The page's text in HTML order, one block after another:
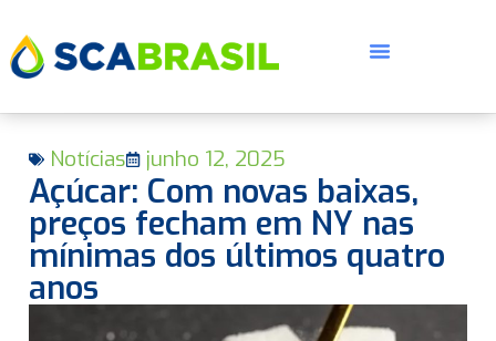
Notícias junho 12, 2025
Açúcar: Com novas baixas,
preços fecham em NY nas
mínimas dos últimos quatro
anos